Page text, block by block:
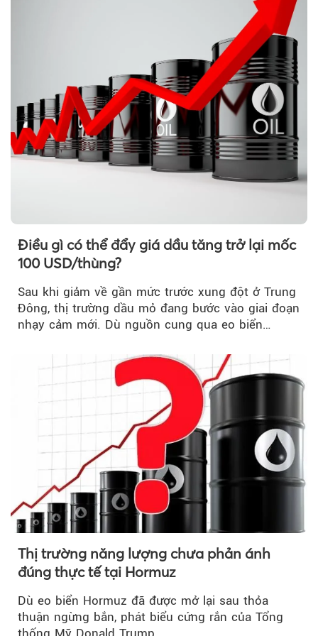
Điều gì có thể đẩy giá dầu tăng trở lại mốc
100 USD/thùng?
Sau khi giảm về gần mức trước xung đột ở Trung
Đông, thị trường dầu mỏ đang bước vào giai đoạn
nhạy cảm mới. Dù nguồn cung qua eo biển
Thị trường năng lượng chưa phản ánh
đúng thực tế tại Hormuz
Dù eo biển Hormuz đã được mở lại sau thỏa
thuận ngừng bắn, phát biểu cứng rắn của Tổng
thống Mỹ Donald Trump…